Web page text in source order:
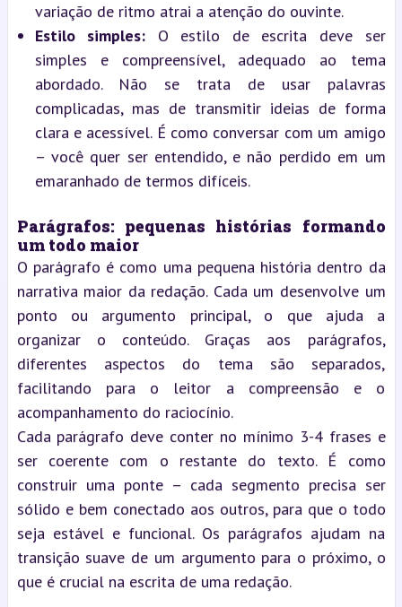
variação de ritmo atrai a atenção do ouvinte.
Estilo simples: O estilo de escrita deve ser
simples e compreensível, adequado ao tema
abordado. Não se trata de usar palavras
complicadas, mas de transmitir ideias de forma
clara e acessível. É como conversar com um amigo
– você quer ser entendido, e não perdido em um
emaranhado de termos difíceis.
Parágrafos: pequenas histórias formando
um todo maior
O parágrafo é como uma pequena história dentro da
narrativa maior da redação. Cada um desenvolve um
ponto ou argumento principal, o que ajuda a
organizar o conteúdo. Graças aos parágrafos,
diferentes aspectos do tema são separados,
facilitando para o leitor a compreensão e o
acompanhamento do raciocínio.
Cada parágrafo deve conter no mínimo 3-4 frases e
ser coerente com o restante do texto. É como
construir uma ponte – cada segmento precisa ser
sólido e bem conectado aos outros, para que o todo
seja estável e funcional. Os parágrafos ajudam na
transição suave de um argumento para o próximo, o
que é crucial na escrita de uma redação.